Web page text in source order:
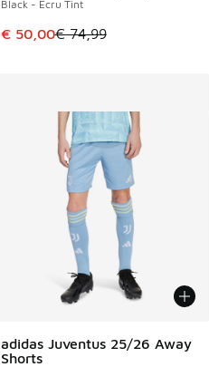
Black - Ecru Tint
Cet article est en promotion.
€ 50,00€ 74,99
adidas Juventus 25/26 Away
Shorts